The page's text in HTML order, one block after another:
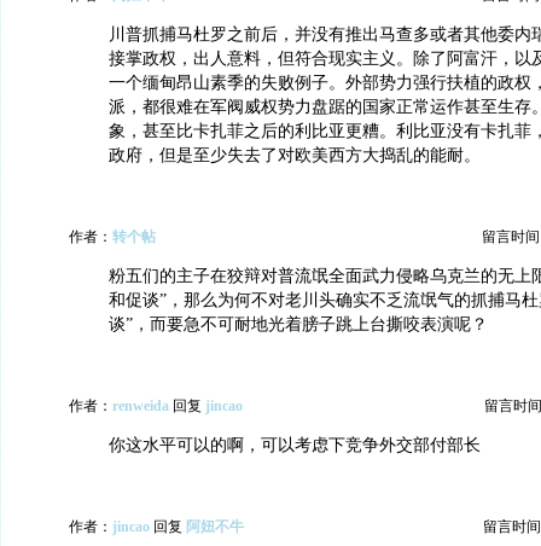
川普抓捕马杜罗之前后，并没有推出马查多或者其他委内
接掌政权，出人意料，但符合现实主义。除了阿富汗，以
一个缅甸昂山素季的失败例子。外部势力强行扶植的政权
派，都很难在军阀威权势力盘踞的国家正常运作甚至生存
象，甚至比卡扎菲之后的利比亚更糟。利比亚没有卡扎菲
政府，但是至少失去了对欧美西方大捣乱的能耐。
作者： 转个帖 留言时间
粉五们的主子在狡辩对普流氓全面武力侵略乌克兰的无上
和促谈”，那么为何不对老川头确实不乏流氓气的抓捕马
谈”，而要急不可耐地光着膀子跳上台撕咬表演呢？
作者： renweida 回复 jincao 留言时
你这水平可以的啊，可以考虑下竞争外交部付部长
作者： jincao 回复 阿妞不牛 留言时